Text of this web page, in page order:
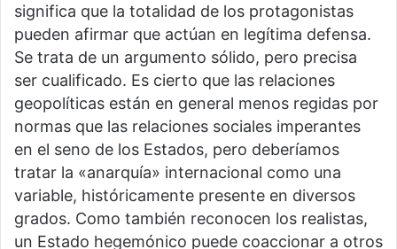
significa que la totalidad de los protagonistas
pueden afirmar que actúan en legítima defensa.
Se trata de un argumento sólido, pero precisa
ser cualificado. Es cierto que las relaciones
geopolíticas están en general menos regidas por
normas que las relaciones sociales imperantes
en el seno de los Estados, pero deberíamos
tratar la «anarquía» internacional como una
variable, históricamente presente en diversos
grados. Como también reconocen los realistas,
un Estado hegemónico puede coaccionar a otros